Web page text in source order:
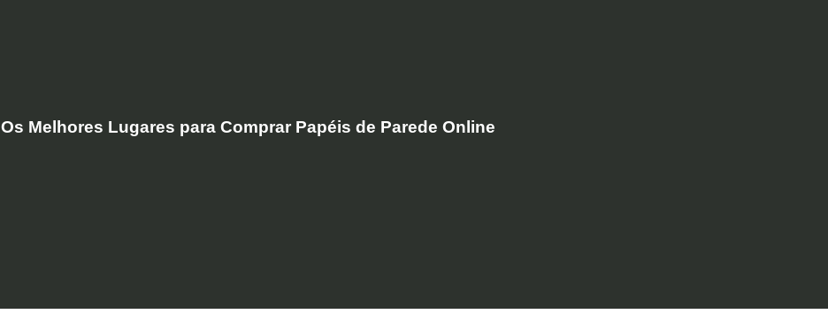
Os Melhores Lugares para Comprar Papéis de Parede Online